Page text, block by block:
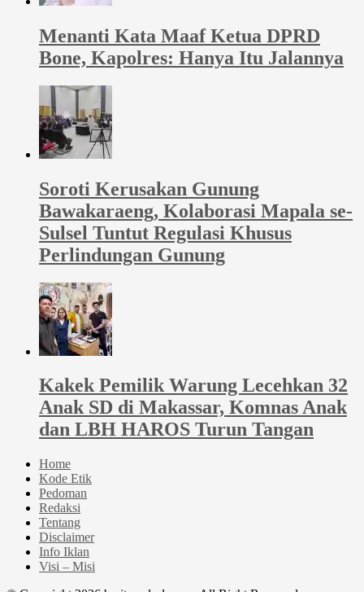
Menanti Kata Maaf Ketua DPRD
Bone, Kapolres: Hanya Itu Jalannya
Soroti Kerusakan Gunung
Bawakaraeng, Kolaborasi Mapala se-
Sulsel Tuntut Regulasi Khusus
Perlindungan Gunung
Kakek Pemilik Warung Lecehkan 32
Anak SD di Makassar, Komnas Anak
dan LBH HAROS Turun Tangan
Home
Kode Etik
Pedoman
Redaksi
Tentang
Disclaimer
Info Iklan
Visi – Misi